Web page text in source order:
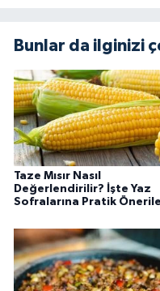
Bunlar da ilginizi
Taze Mısır Nasıl
Değerlendirilir? İşte Yaz
Sofralarına Pratik